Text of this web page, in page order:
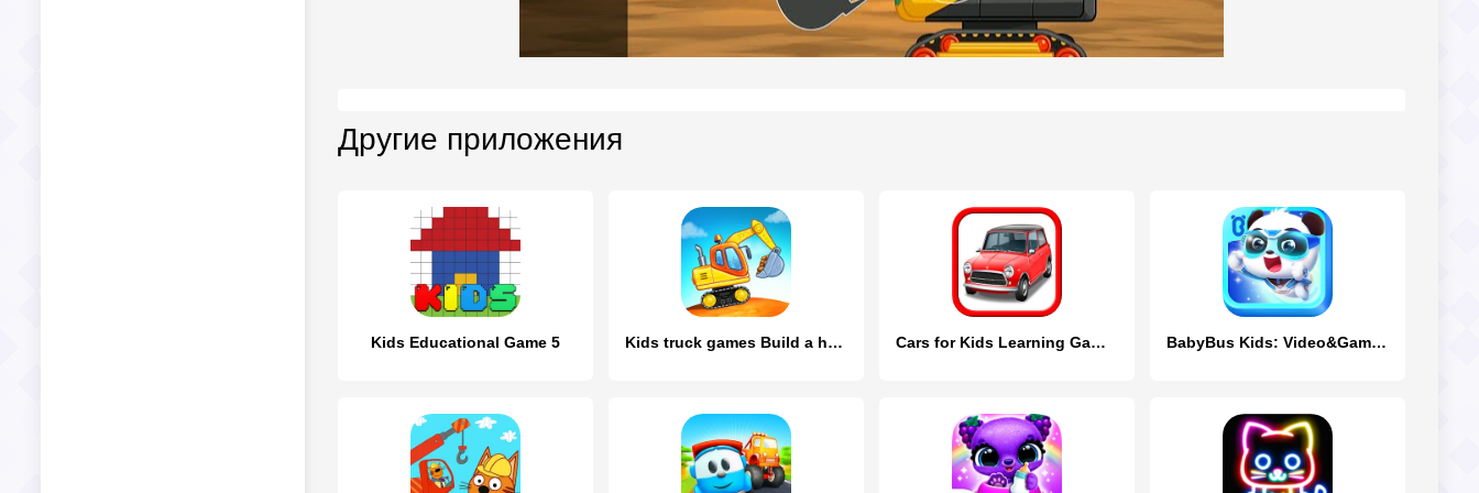
Другие приложения
Kids Educational Game 5 Kids truck games Build a house Cars for Kids Learning Games BabyBus Kids: Video&Game World